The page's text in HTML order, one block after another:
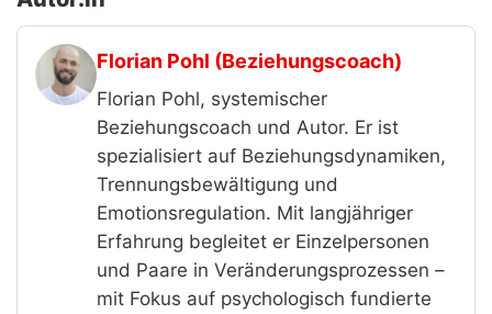
Florian Pohl (Beziehungscoach)
Florian Pohl, systemischer
Beziehungscoach und Autor. Er ist
spezialisiert auf Beziehungsdynamiken,
Trennungsbewältigung und
Emotionsregulation. Mit langjähriger
Erfahrung begleitet er Einzelpersonen
und Paare in Veränderungsprozessen –
mit Fokus auf psychologisch fundierte